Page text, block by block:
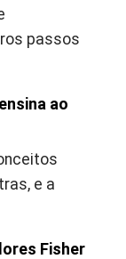
passos
ao
e a
Fisher